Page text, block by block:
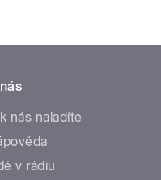
nás naladíte
v rádiu